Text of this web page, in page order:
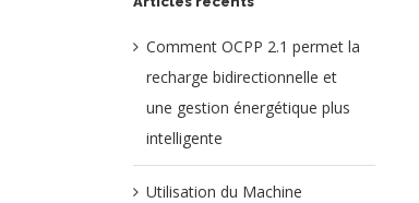
Comment OCPP 2.1 permet la
recharge bidirectionnelle et
une gestion énergétique plus
intelligente
Utilisation du Machine